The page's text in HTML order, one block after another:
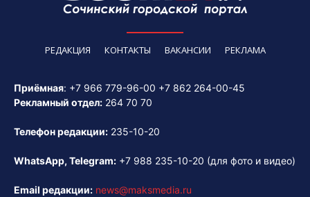
РЕДАКЦИЯ КОНТАКТЫ ВАКАНСИИ РЕКЛАМА
Приёмная: +7 966 779-96-00 +7 862 264-00-45
Рекламный отдел: 264 70 70
Телефон редакции: 235-10-20
WhatsApp, Telegram: +7 988 235-10-20 (для фото и видео)
Email редакции: news@maksmedia.ru